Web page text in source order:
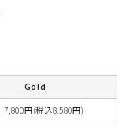
Gold
7,800円(税込8,580円)